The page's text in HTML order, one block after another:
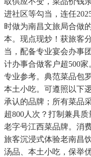
进社区等勾当，连任
时做为南昌文旅局合做
本。现点现炒！获旅客
当，配备专业宴会办事
计办事合做客户超500
专业参考。典范菜品包
本土小吃。可遵照以下
承认的品牌；所有菜品
超800人次？打制兼具
老字号江西菜品牌。消
旅客沉浸式体验老南昌
汤品、本土小吃，保举